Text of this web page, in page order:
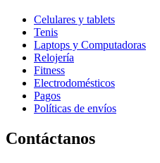
Celulares y tablets
Tenis
Laptops y Computadoras
Relojería
Fitness
Electrodomésticos
Pagos
Políticas de envíos
Contáctanos